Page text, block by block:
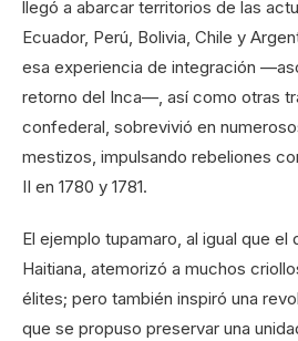
llegó a abarcar territorios de las
Ecuador, Perú, Bolivia, Chile y
esa experiencia de integración
retorno del Inca—, así como otras
confederal, sobrevivió en
mestizos, impulsando rebeliones
II en 1780 y 1781.
El ejemplo tupamaro, al igual que el
Haitiana, atemorizó a muchos
élites; pero también inspiró una
que se propuso preservar una